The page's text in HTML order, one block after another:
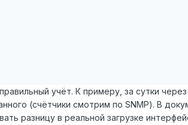
учёт. К примеру, за сутки
(счётчики смотрим по SNMP). В
разницу в реальной загрузке